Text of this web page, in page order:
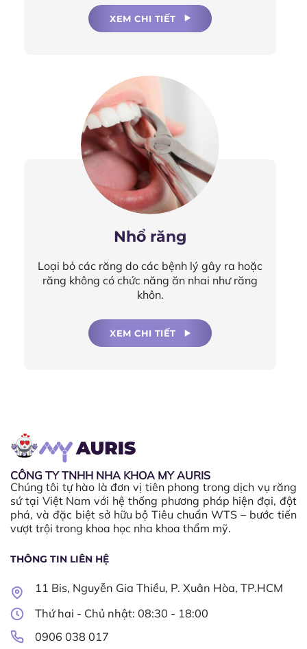
XEM CHI TIẾT
Nhổ răng
Loại bỏ các răng do các bệnh lý gây ra hoặc
răng không có chức năng ăn nhai như răng
khôn.
XEM CHI TIẾT
CÔNG TY TNHH NHA KHOA MY AURIS
Chúng tôi tự hào là đơn vị tiên phong trong dịch vụ răng
sứ tại Việt Nam với hệ thống phương pháp hiện đại, đột
phá, và đặc biệt sở hữu bộ Tiêu chuẩn WTS – bước tiến
vượt trội trong khoa học nha khoa thẩm mỹ.
THÔNG TIN LIÊN HỆ
11 Bis, Nguyễn Gia Thiều, P. Xuân Hòa, TP.HCM
Thứ hai - Chủ nhật: 08:30 - 18:00​
0906 038 017